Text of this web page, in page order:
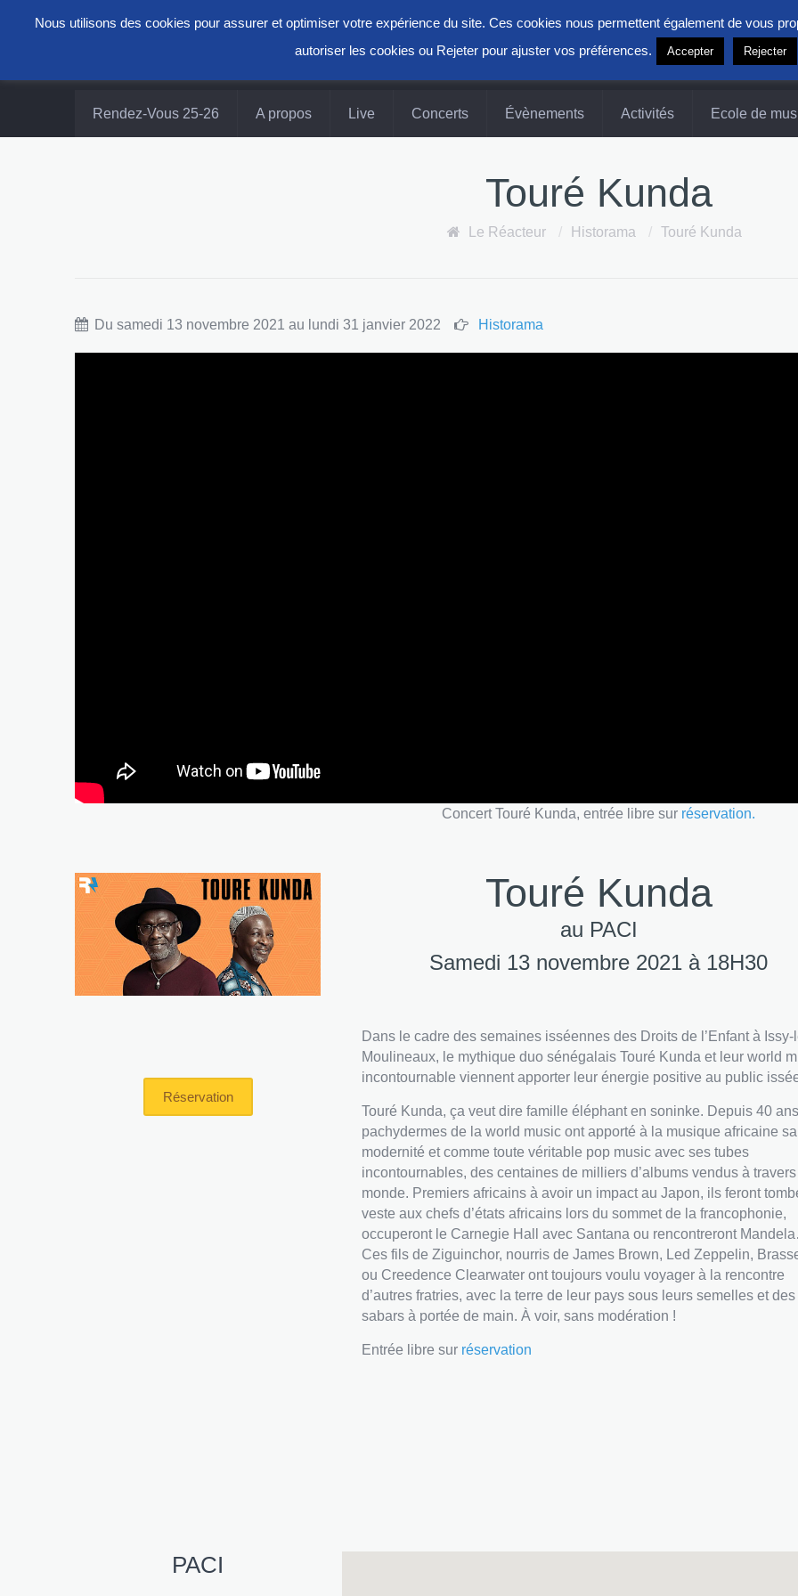
Rendez-Vous 25-26 A propos Live Concerts Évènements Activités Ecole de
Touré Kunda
Le Réacteur / Historama / Touré Kunda
Du samedi 13 novembre 2021 au lundi 31 janvier 2022 Historama
Concert Touré Kunda, entrée libre sur réservation.
Réservation
Touré Kunda
au PACI
Samedi 13 novembre 2021 à 18H30
Dans le cadre des semaines isséennes des Droits de l’Enfant à Issy-
Moulineaux, le mythique duo sénégalais Touré Kunda et leur world
incontournable viennent apporter leur énergie positive au public
Touré Kunda, ça veut dire famille éléphant en soninke. Depuis 40
pachydermes de la world music ont apporté à la musique africaine sa
modernité et comme toute véritable pop music avec ses tubes
incontournables, des centaines de milliers d’albums vendus à travers
monde. Premiers africains à avoir un impact au Japon, ils feront
veste aux chefs d’états africains lors du sommet de la francophonie,
occuperont le Carnegie Hall avec Santana ou rencontreront
Ces fils de Ziguinchor, nourris de James Brown, Led Zeppelin,
ou Creedence Clearwater ont toujours voulu voyager à la rencontre
d’autres fratries, avec la terre de leur pays sous leurs semelles et des
sabars à portée de main. À voir, sans modération !
Entrée libre sur réservation
PACI
Nous utilisons des cookies pour assurer et optimiser votre expérience du site. Ces cookies nous permettent également de vous
autoriser les cookies ou Rejeter pour ajuster vos préférences.
Accepter Rejecter